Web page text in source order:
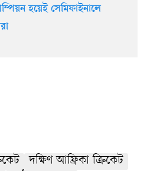
হয়েই সেমিফাইনালে
দক্ষিণ আফ্রিকা ক্রিকেট